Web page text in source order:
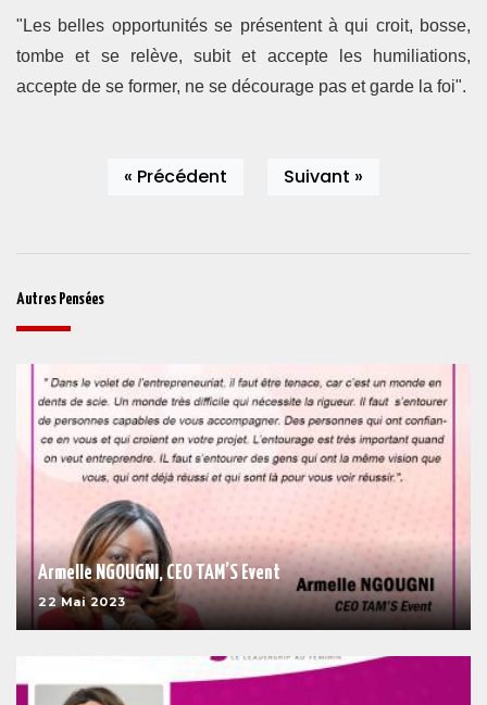
"Les belles opportunités se présentent à qui croit, bosse,
tombe et se relève, subit et accepte les humiliations,
accepte de se former, ne se décourage pas et garde la foi".
« Précédent Suivant »
Autres Pensées
Armelle NGOUGNI, CEO TAM’S Event
22 Mai 2023